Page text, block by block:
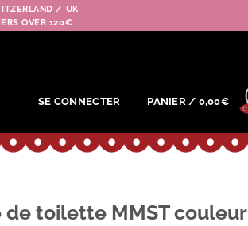
/ UK
OVER 120€
SE CONNECTER PANIER / 0,00€
toilette MMST couleur